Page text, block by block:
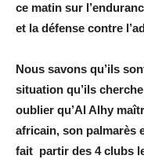
ce matin sur
et la défense contre
Nous savons qu’ils
situation qu’ils
oublier qu’Al Alhy
africain, son palmarès
fait partir des 4 clubs